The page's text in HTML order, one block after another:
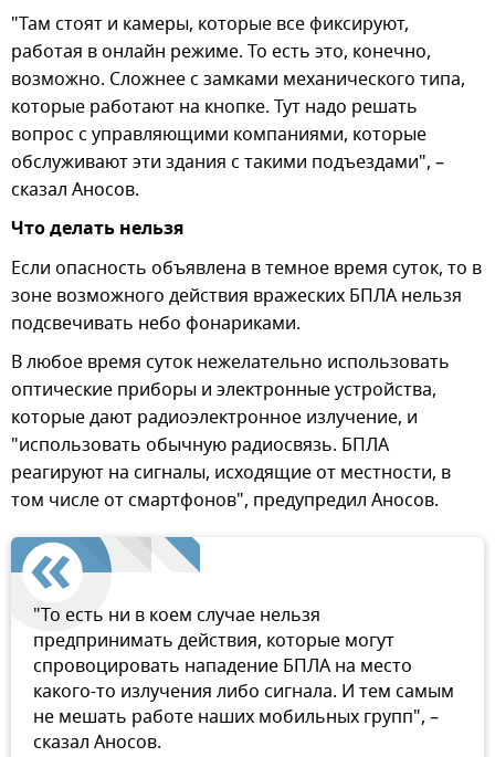
"Там стоят и камеры, которые все фиксируют,
работая в онлайн режиме. То есть это, конечно,
возможно. Сложнее с замками механического типа,
которые работают на кнопке. Тут надо решать
вопрос с управляющими компаниями, которые
обслуживают эти здания с такими подъездами", –
сказал Аносов.
Что делать нельзя
Если опасность объявлена в темное время суток, то в
зоне возможного действия вражеских БПЛА нельзя
подсвечивать небо фонариками.
В любое время суток нежелательно использовать
оптические приборы и электронные устройства,
которые дают радиоэлектронное излучение, и
"использовать обычную радиосвязь. БПЛА
реагируют на сигналы, исходящие от местности, в
том числе от смартфонов", предупредил Аносов.
"То есть ни в коем случае нельзя
предпринимать действия, которые могут
спровоцировать нападение БПЛА на место
какого-то излучения либо сигнала. И тем самым
не мешать работе наших мобильных групп", –
сказал Аносов.